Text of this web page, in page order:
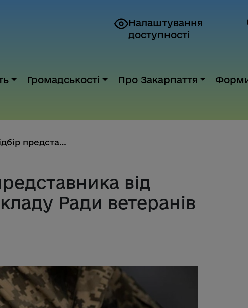
Налаштування
доступності
Громадськості Про Закарпаття
Стартує відбір представника ві...
від
Ради ветеранів